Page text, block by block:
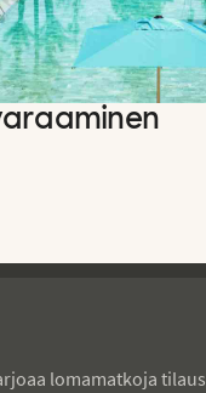
lomamatkoja